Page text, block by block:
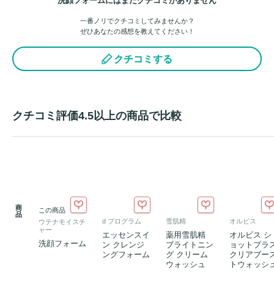
一番ノリでクチコミしてみませんか？
ぜひあなたの感想を教えてください！
クチコミする
クチコミ評価4.5以上の商品で比較
商
品
この商品
ウテナモイスチ
ャー
洗顔フォーム
d プログラム
エッセンスイ
ン クレンジ
ングフォーム
雪肌精
薬用雪肌精
ブライトニン
グ クリーム
ウォッシュ
オルビス
オルビス シ
ョットプラ
クリアブー
トウォッシ